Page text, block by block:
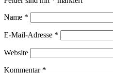
Name *
E-Mail-Adresse *
Website
Kommentar *